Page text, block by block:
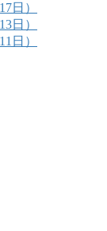
日）
日）
日）